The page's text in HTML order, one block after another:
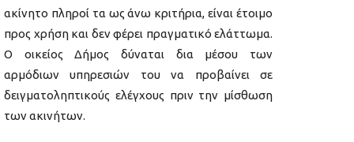
ακίνητο πληροί τα ως άνω κριτήρια, είναι έτοιμο
προς χρήση και δεν φέρει πραγματικό ελάττωμα.
Ο οικείος Δήμος δύναται δια μέσου των
αρμόδιων υπηρεσιών του να προβαίνει σε
δειγματοληπτικούς ελέγχους πριν την μίσθωση
των ακινήτων.